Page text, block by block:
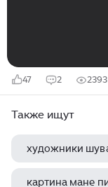
47 2 2393
Также ищут
художники
картина мане